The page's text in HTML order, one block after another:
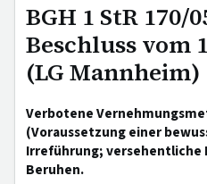
BGH 1 StR 170/
Beschluss vom
(LG Mannheim)
Verbotene
(Voraussetzung einer
Irreführung; versehentliche
Beruhen.